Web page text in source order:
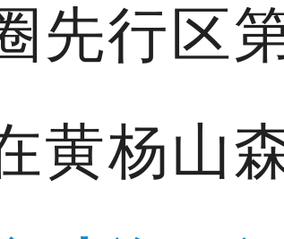
先行区
黄杨山